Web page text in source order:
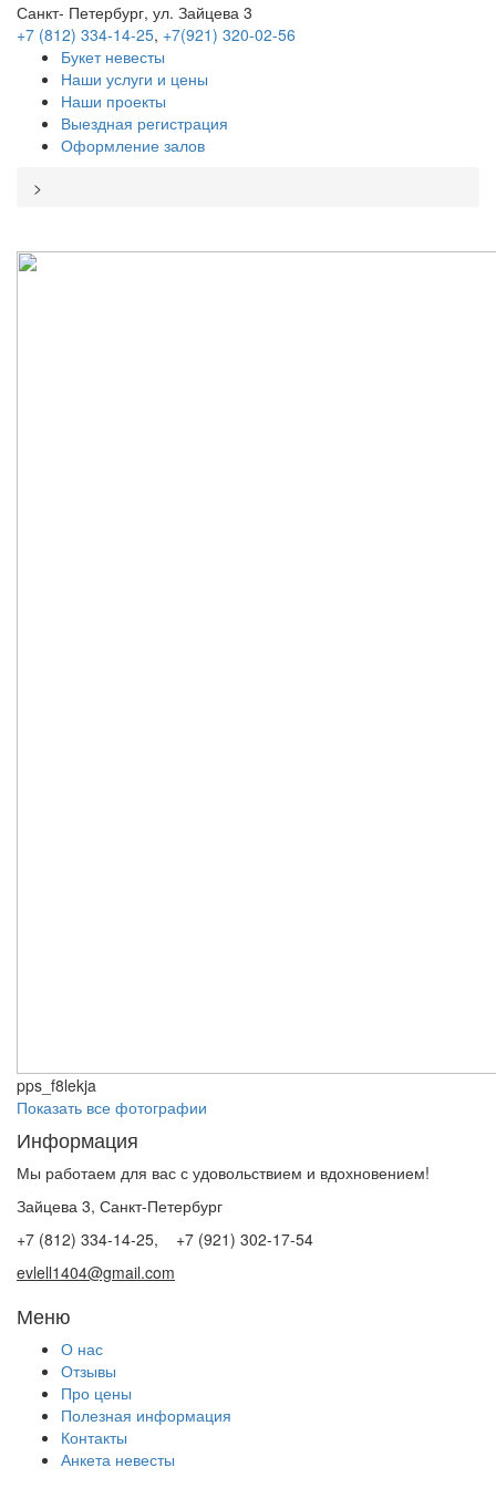
Санкт- Петербург, ул. Зайцева 3
+7 (812) 334-14-25, +7(921) 320-02-56
Букет невесты
Наши услуги и цены
Наши проекты
Выездная регистрация
Оформление залов
>
pps_f8lekja
Показать все фотографии
Информация
Мы работаем для вас с удовольствием и вдохновением!
Зайцева 3, Санкт-Петербург
+7 (812) 334-14-25, +7 (921) 302-17-54
evlell1404@gmail.com
Меню
О нас
Отзывы
Про цены
Полезная информация
Контакты
Анкета невесты